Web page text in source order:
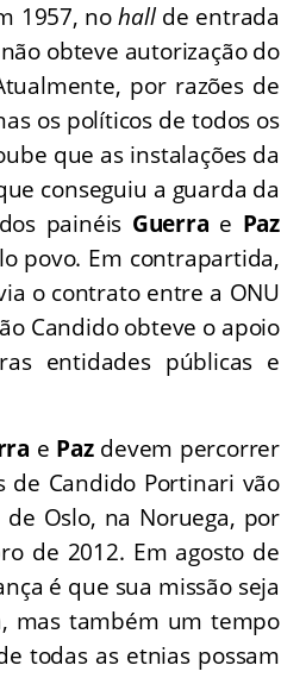
1957, nohall de entrada
obteve autorização do
por razões de
os políticos de todos os
que as instalações da
conseguiu a guarda da
painéis Guerra e Paz
povo. Em contrapartida,
o contrato entre a ONU
Candido obteve o apoio
entidades públicas e
e Pazdevem percorrer
de Candido Portinari vão
Oslo, na Noruega, por
de 2012. Em agosto de
é que sua missão seja
mas também um tempo
todas as etnias possam